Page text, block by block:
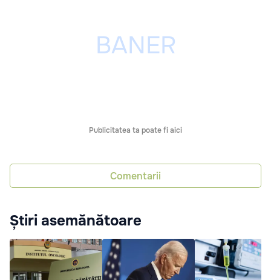
Publicitatea ta poate fi aici
Comentarii
Știri asemănătoare